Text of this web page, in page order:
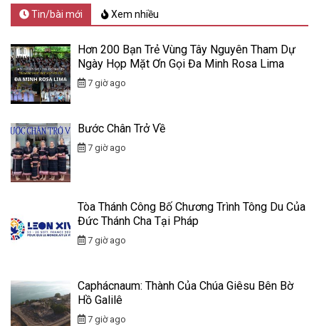
Tin/bài mới Xem nhiều
Hơn 200 Bạn Trẻ Vùng Tây Nguyên Tham Dự
Ngày Họp Mặt Ơn Gọi Đa Minh Rosa Lima
7 giờ ago
Bước Chân Trở Về
7 giờ ago
Tòa Thánh Công Bố Chương Trình Tông Du Của
Đức Thánh Cha Tại Pháp
7 giờ ago
Caphácnaum: Thành Của Chúa Giêsu Bên Bờ
Hồ Galilê
7 giờ ago